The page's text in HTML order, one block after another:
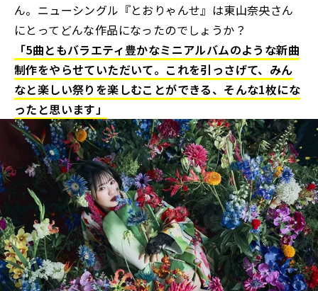
ん。ニューシングル『とおりゃんせ』は東山奈央さん
にとってどんな作品になったのでしょうか？
「5曲ともバラエティ豊かなミニアルバムのような新曲
制作をやらせていただいて。これを引っさげて、みん
なと楽しい祭りを楽しむことができる、そんな1枚にな
ったと思います」